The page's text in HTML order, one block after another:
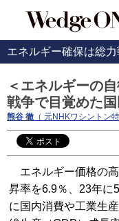
エネルギー確保は総
＜エネルギーの
戦争で目覚めた
熊谷 徹 （ 元NHKワシントン特
エネルギー価格の
昇率を6.9％、23年に
に国内消費や工業生